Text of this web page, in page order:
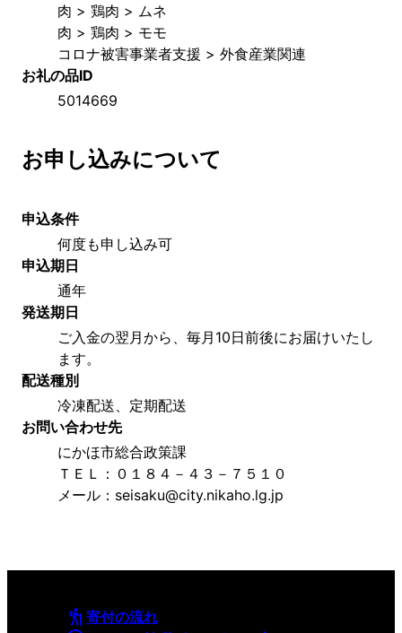
肉 > 鶏肉 > ムネ
肉 > 鶏肉 > モモ
コロナ被害事業者支援 > 外食産業関連
お礼の品ID
5014669
お申し込みについて
申込条件
何度も申し込み可
申込期日
通年
発送期日
ご入金の翌月から、毎月10日前後にお届けいたし
ます。
配送種別
冷凍配送、定期配送
お問い合わせ先
にかほ市総合政策課
ＴＥＬ：０１８４－４３－７５１０
メール：seisaku@city.nikaho.lg.jp
寄付の流れ